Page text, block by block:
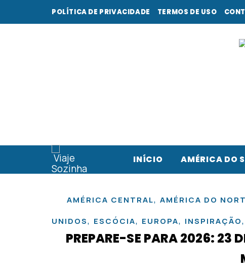
POLÍTICA DE PRIVACIDADE TERMOS DE USO
INÍCIO AMÉRICA DO
AMÉRICA CENTRAL, AMÉRICA DO
UNIDOS, ESCÓCIA, EUROPA, INSPIRAÇÃO,
PREPARE-SE PARA 2026: 23